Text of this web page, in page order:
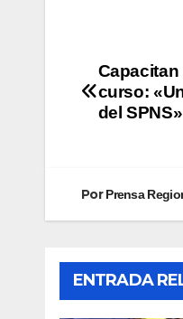
curso:
del SPNS»
PorPrensa
ENTRADA